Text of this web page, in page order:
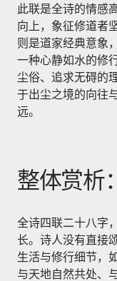
此联是全诗的情感
向上，象征修道者
则是道家经典意象
一种心静如水的修
尘俗、追求无碍的
于出尘之境的向往
远。
整体赏析：
全诗四联二十八字
长。诗人没有直接
生活与修行细节，
与天地自然共处、